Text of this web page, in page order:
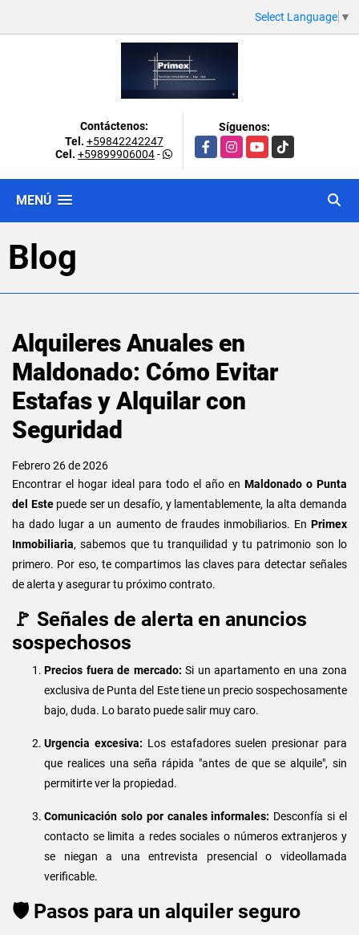
Select Language ▼
Contáctenos:
Tel. +59842242247
Cel. +59899906004-
Síguenos:
FacebookInstagramYouTubeTikTok
MENÚ
Blog
Alquileres Anuales en
Maldonado: Cómo Evitar
Estafas y Alquilar con
Seguridad
Febrero 26 de 2026
Encontrar el hogar ideal para todo el año en Maldonado o Punta
del Estepuede ser un desafío, y lamentablemente, la alta demanda
ha dado lugar a un aumento de fraudes inmobiliarios. En Primex
Inmobiliaria, sabemos que tu tranquilidad y tu patrimonio son lo
primero. Por eso, te compartimos las claves para detectar señales
de alerta y asegurar tu próximo contrato.
🚩 Señales de alerta en anuncios
sospechosos
Precios fuera de mercado: Si un apartamento en una zona
exclusiva de Punta del Este tiene un precio sospechosamente
bajo, duda. Lo barato puede salir muy caro.
Urgencia excesiva: Los estafadores suelen presionar para
que realices una seña rápida "antes de que se alquile", sin
permitirte ver la propiedad.
Comunicación solo por canales informales: Desconfía si el
contacto se limita a redes sociales o números extranjeros y
se niegan a una entrevista presencial o videollamada
verificable.
🛡️ Pasos para un alquiler seguro